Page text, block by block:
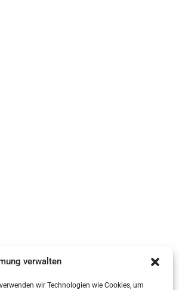
verwalten
wir Technologien wie Cookies, um